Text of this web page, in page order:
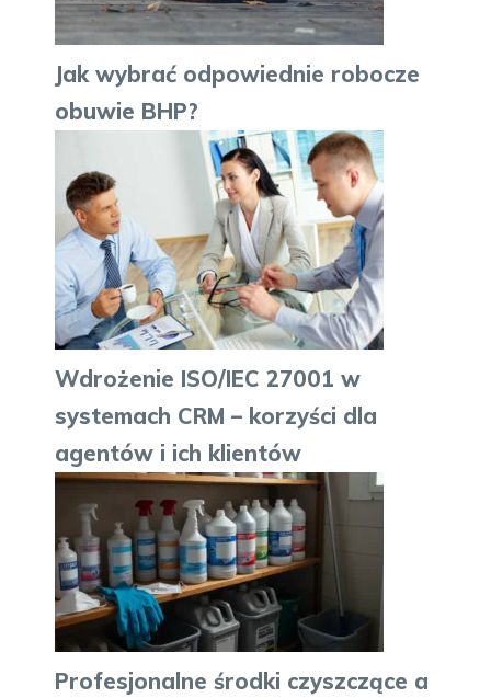
Jak wybrać odpowiednie robocze
obuwie BHP?
Wdrożenie ISO/IEC 27001 w
systemach CRM – korzyści dla
agentów i ich klientów
Profesjonalne środki czyszczące a